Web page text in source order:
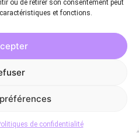
ou de retirer son consentement peut
et fonctions.
de confidentialité
RESSOURCES
légales
Politiques de
confidentialité
CONTACT